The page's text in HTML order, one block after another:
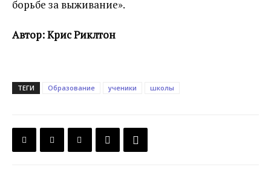
борьбе за выживание».
Автор: Крис Риклтон
ТЕГИ Образование ученики школы